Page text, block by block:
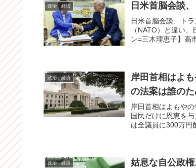
政治・経済 日米首脳会談
日米首脳会談、ト
（NATO）と違い
ン=三木理恵子】高
政治・経済
岸田首相はよ
の法案は誰のた
岸田首相はよもや
国民だけに恩恵を
は全議員に300万円
政治・経済 姑息な自公政